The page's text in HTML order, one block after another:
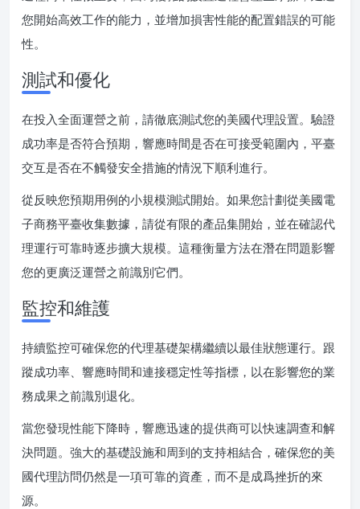
您開始高效工作的能力，並增加損害性能的配置錯誤的可能
性。
測試和優化
在投入全面運營之前，請徹底測試您的美國代理設置。驗證
成功率是否符合預期，響應時間是否在可接受範圍內，平臺
交互是否在不觸發安全措施的情況下順利進行。
從反映您預期用例的小規模測試開始。如果您計劃從美國電
子商務平臺收集數據，請從有限的產品集開始，並在確認代
理運行可靠時逐步擴大規模。這種衡量方法在潛在問題影響
您的更廣泛運營之前識別它們。
監控和維護
持續監控可確保您的代理基礎架構繼續以最佳狀態運行。跟
蹤成功率、響應時間和連接穩定性等指標，以在影響您的業
務成果之前識別退化。
當您發現性能下降時，響應迅速的提供商可以快速調查和解
決問題。強大的基礎設施和周到的支持相結合，確保您的美
國代理訪問仍然是一項可靠的資產，而不是成爲挫折的來
源。